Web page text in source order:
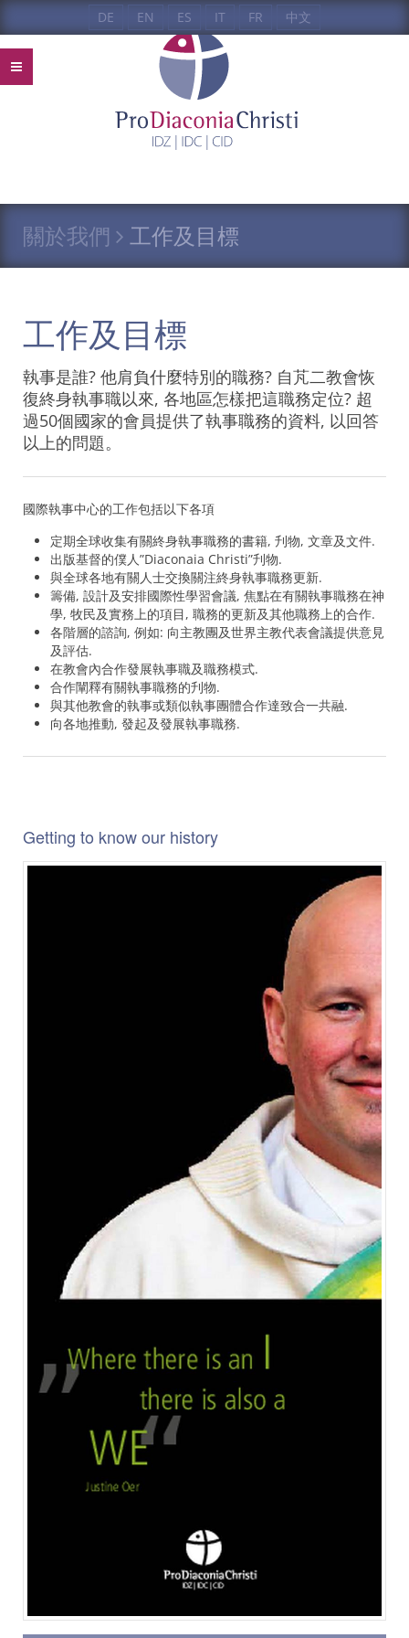
DE EN ES IT FR 中文
關於我們 工作及目標
工作及目標
執事是誰? 他肩負什麼特別的職務? 自芃二教會恢
復終身執事職以來, 各地區怎樣把這職務定位? 超
過50個國家的會員提供了執事職務的資料, 以回答
以上的問題。
國際執事中心的工作包括以下各項
定期全球收集有關終身執事職務的書籍, 刋物, 文章及文件.
出版基督的僕人”Diaconaia Christi”刋物.
與全球各地有關人士交換關注終身執事職務更新.
籌備, 設計及安排國際性學習會議, 焦點在有關執事職務在神
學, 牧民及實務上的項目, 職務的更新及其他職務上的合作.
各階層的諮詢, 例如: 向主教團及世界主教代表會議提供意見
及評估.
在教會內合作發展執事職及職務模式.
合作闡釋有關執事職務的刋物.
與其他教會的執事或類似執事團體合作達致合一共融.
向各地推動, 發起及發展執事職務.
Getting to know our history